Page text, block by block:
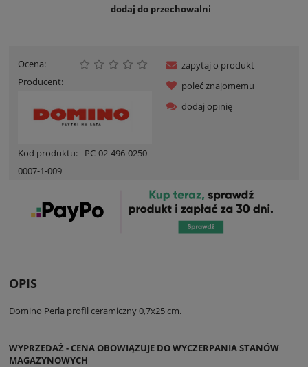
dodaj do przechowalni
Ocena:
Producent:
Kod produktu:
PC-02-496-0250-
0007-1-009
zapytaj o produkt
poleć znajomemu
dodaj opinię
OPIS
Domino Perla profil ceramiczny 0,7x25 cm.
WYPRZEDAŻ - CENA OBOWIĄZUJE DO WYCZERPANIA STANÓW
MAGAZYNOWYCH